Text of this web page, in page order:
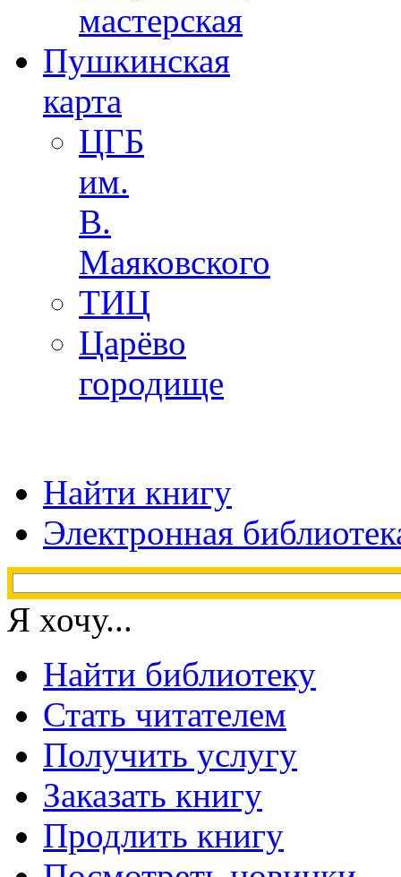
мастерская
Пушкинская
карта
ЦГБ
им.
В.
Маяковского
ТИЦ
Царёво
городище
Найти книгу
Электронная
Я хочу...
Найти библиотеку
Стать читателем
Получить услугу
Заказать книгу
Продлить книгу